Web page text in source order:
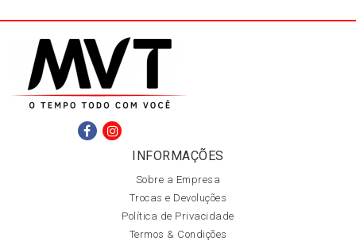
INFORMAÇÕES
Sobre a Empresa
Trocas e Devoluções
Política de Privacidade
Termos & Condições